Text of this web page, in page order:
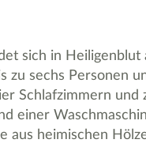
sich in
zu sechs Personen
Schlafzimmern
einer
aus heimischen